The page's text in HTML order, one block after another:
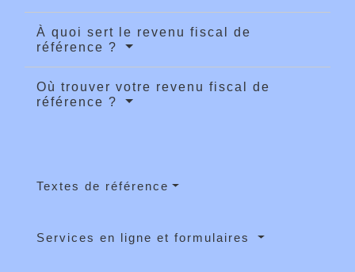
À quoi sert le revenu fiscal de
référence ?
Où trouver votre revenu fiscal de
référence ?
Textes de référence
Services en ligne et formulaires